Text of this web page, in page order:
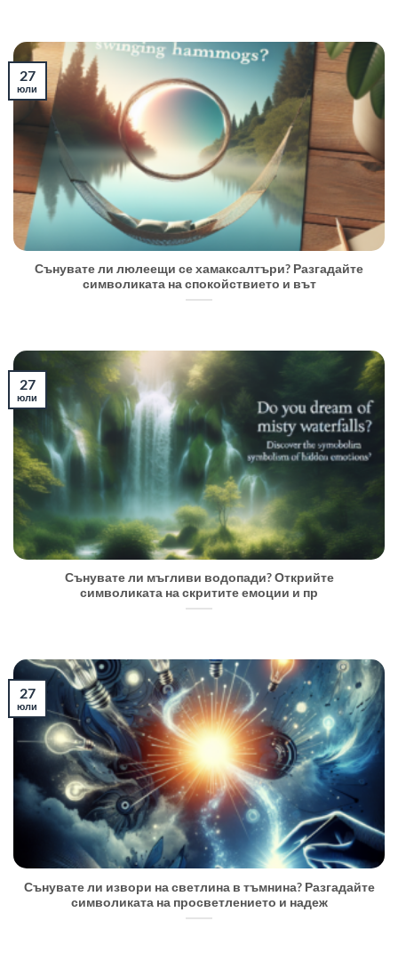
Сънувате ли люлеещи се хамаксалтъри? Разгадайте
символиката на спокойствието и вът
27
юли
Сънувате ли мъгливи водопади? Открийте
символиката на скритите емоции и пр
27
юли
Сънувате ли извори на светлина в тъмнина? Разгадайте
символиката на просветлението и надеж
27
юли